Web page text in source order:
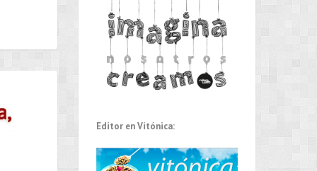
Editor en Vitónica: